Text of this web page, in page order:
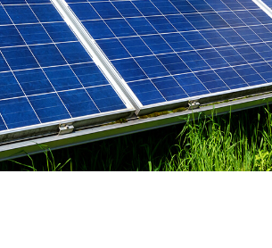
SLUŽBY
DOVOZCI FVP
PROVOZOVATELÉ FVE